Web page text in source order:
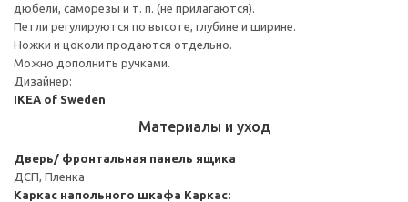
дюбели, саморезы и т. п. (не прилагаются).
Петли регулируются по высоте, глубине и ширине.
Ножки и цоколи продаются отдельно.
Можно дополнить ручками.
Дизайнер:
IKEA of Sweden
Материалы и уход
Дверь/ фронтальная панель ящика
ДСП, Пленка
Каркас напольного шкафа Каркас: